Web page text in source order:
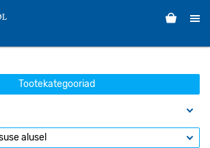
Tootekategooriad